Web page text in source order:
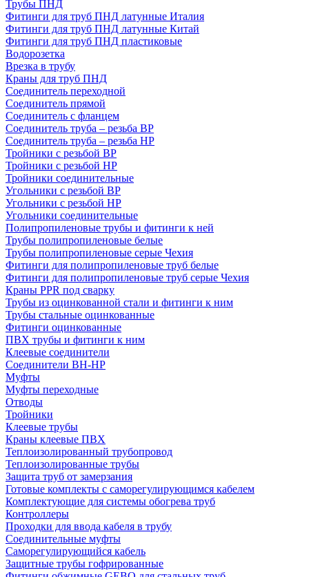
Трубы ПНД
Фитинги для труб ПНД латунные Италия
Фитинги для труб ПНД латунные Китай
Фитинги для труб ПНД пластиковые
Водорозетка
Врезка в трубу
Краны для труб ПНД
Соединитель переходной
Соединитель прямой
Соединитель с фланцем
Соединитель труба – резьба ВР
Соединитель труба – резьба НР
Тройники с резьбой ВР
Тройники с резьбой НР
Тройники соединительные
Угольники с резьбой ВР
Угольники с резьбой НР
Угольники соединительные
Полипропиленовые трубы и фитинги к ней
Трубы полипропиленовые белые
Трубы полипропиленовые серые Чехия
Фитинги для полипропиленовые труб белые
Фитинги для полипропиленовые труб серые Чехия
Краны PPR под сварку
Трубы из оцинкованной стали и фитинги к ним
Трубы стальные оцинкованные
Фитинги оцинкованные
ПВХ трубы и фитинги к ним
Клеевые соединители
Соединители ВН-НР
Муфты
Муфты переходные
Отводы
Тройники
Клеевые трубы
Краны клеевые ПВХ
Теплоизолированный трубопровод
Теплоизолированные трубы
Защита труб от замерзания
Готовые комплекты с саморегулирующимся кабелем
Комплектующие для системы обогрева труб
Контроллеры
Проходки для ввода кабеля в трубу
Соединительные муфты
Саморегулирующийся кабель
Защитные трубы гофрированные